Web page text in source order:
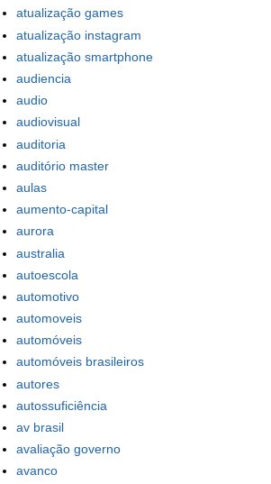
atualização games
atualização instagram
atualização smartphone
audiencia
audio
audiovisual
auditoria
auditório master
aulas
aumento-capital
aurora
australia
autoescola
automotivo
automoveis
automóveis
automóveis brasileiros
autores
autossuficiência
av brasil
avaliação governo
avanco